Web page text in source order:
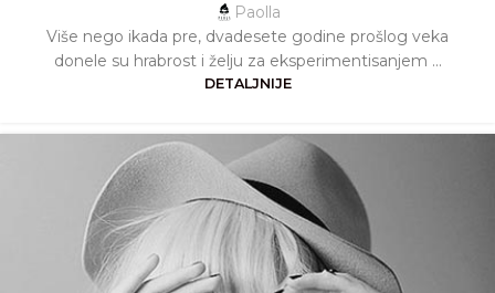
Paolla
Više nego ikada pre, dvadesete godine prošlog veka
donele su hrabrost i želju za eksperimentisanjem ...
DETALJNIJE